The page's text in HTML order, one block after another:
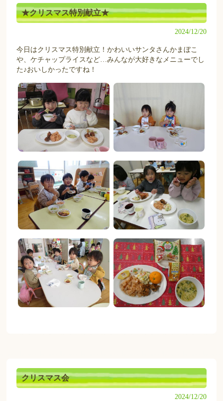
★クリスマス特別献立★
2024/12/20
今日はクリスマス特別献立！かわいいサンタさんかまぼこ
や、ケチャップライスなど…みんなが大好きなメニューでし
た♪おいしかったですね！
クリスマス会
2024/12/20